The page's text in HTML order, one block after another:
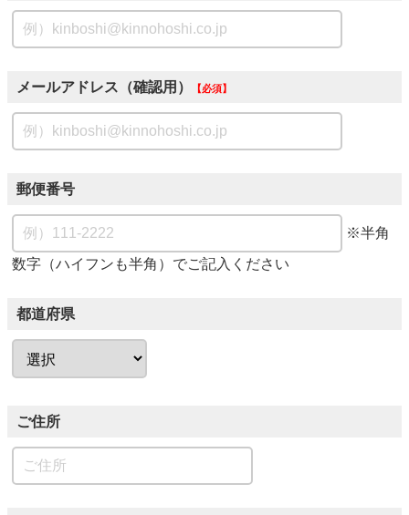
メールアドレス（確認用） 必須
郵便番号
※半角
数字（ハイフンも半角）でご記入ください
都道府県
ご住所